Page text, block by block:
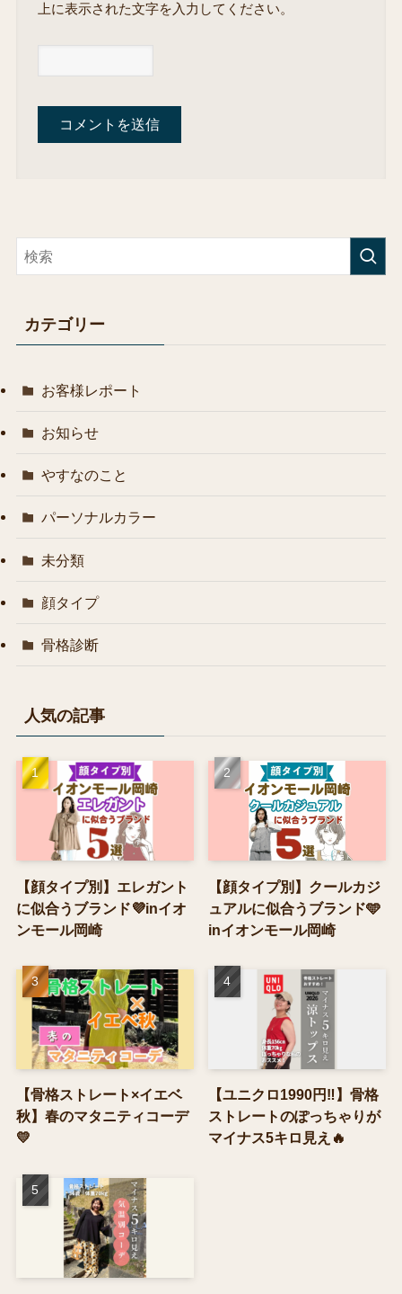
上に表示された文字を入力してください。
カテゴリー
お客様レポート
お知らせ
やすなのこと
パーソナルカラー
未分類
顔タイプ
骨格診断
人気の記事
【顔タイプ別】エレガント
に似合うブランド💜inイオ
ンモール岡崎
【顔タイプ別】クールカジ
ュアルに似合うブランド🩵
inイオンモール岡崎
【骨格ストレート×イエベ
秋】春のマタニティコーデ
💛
【ユニクロ1990円‼】骨格
ストレートのぽっちゃりが
マイナス5キロ見え🔥